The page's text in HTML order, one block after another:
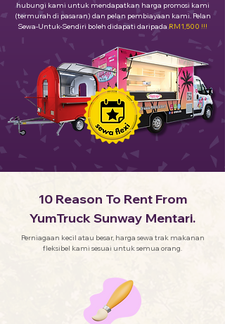
hubungi kami untuk mendapatkan harga promosi kami
(termurah di pasaran) dan pelan pembiayaan kami. Pelan
Sewa-Untuk-Sendiri boleh didapati daripada RM1,500 !!!
10 Reason To Rent From
YumTruck Sunway Mentari.
Perniagaan kecil atau besar, harga sewa trak makanan
fleksibel kami sesuai untuk semua orang.